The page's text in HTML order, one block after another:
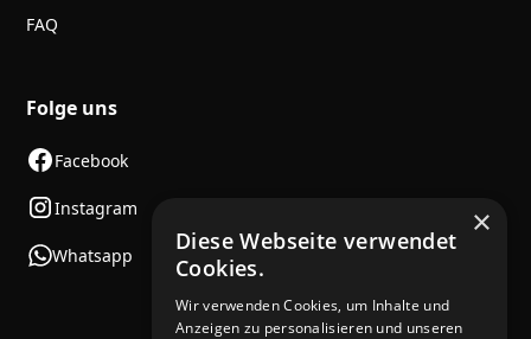
FAQ
Folge uns
Facebook
Instagram
Whatsapp
×
Diese Webseite verwendet
Cookies.
Wir verwenden Cookies, um Inhalte und
Anzeigen zu personalisieren und unseren